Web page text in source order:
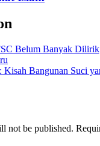
Belum Banyak
Kisah Bangunan Suci
not be published.